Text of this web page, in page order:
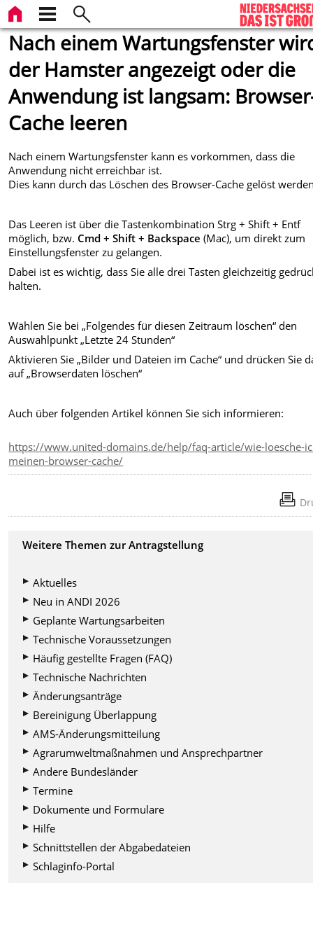
Nach einem Wartungsfenster
der Hamster angezeigt oder die
Anwendung ist langsam:
Cache leeren
Nach einem Wartungsfenster kann es vorkommen, dass die
Anwendung nicht erreichbar ist.
Dies kann durch das Löschen des Browser-Cache gelöst
Das Leeren ist über die Tastenkombination Strg + Shift + Entf
möglich, bzw. Cmd + Shift + Backspace (Mac), um direkt zum
Einstellungsfenster zu gelangen.
Dabei ist es wichtig, dass Sie alle drei Tasten gleichzeitig
halten.
Wählen Sie bei „Folgendes für diesen Zeitraum löschen“ den
Auswahlpunkt „Letzte 24 Stunden“
Aktivieren Sie „Bilder und Dateien im Cache“ und drücken Sie
auf „Browserdaten löschen“
Auch über folgenden Artikel können Sie sich informieren:
https://www.united-domains.de/help/faq-article/wie-loesche-
meinen-browser-cache/
Weitere Themen zur Antragstellung
Aktuelles
Neu in ANDI 2026
Geplante Wartungsarbeiten
Technische Voraussetzungen
Häufig gestellte Fragen (FAQ)
Technische Nachrichten
Änderungsanträge
Bereinigung Überlappung
AMS-Änderungsmitteilung
Agrarumweltmaßnahmen und Ansprechpartner
Andere Bundesländer
Termine
Dokumente und Formulare
Hilfe
Schnittstellen der Abgabedateien
Schlaginfo-Portal